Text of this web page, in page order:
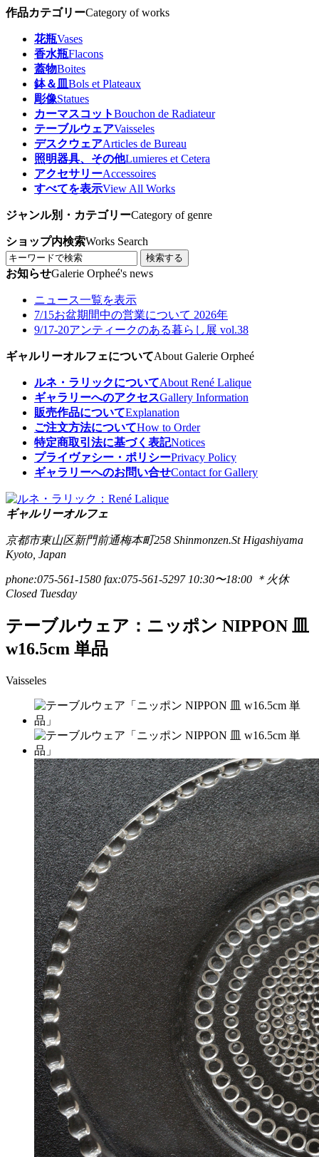
作品カテゴリーCategory of works
花瓶Vases
香水瓶Flacons
蓋物Boites
鉢＆皿 Bols et Plateaux
彫像Statues
カーマスコットBouchon de Radiateur
テーブルウェアVaisseles
デスクウェアArticles de Bureau
照明器具、その他Lumieres et Cetera
アクセサリーAccessoires
すべてを表示View All Works
ジャンル別・カテゴリーCategory of genre
ショップ内検索Works Search
検索する
お知らせGalerie Orpheé's news
ニュース一覧を表示
7/15お盆期間中の営業について 2026年
9/17-20アンティークのある暮らし展 vol.38
ギャルリーオルフェについてAbout Galerie Orpheé
ルネ・ラリックについてAbout René Lalique
ギャラリーへのアクセスGallery Information
販売作品についてExplanation
ご注文方法についてHow to Order
特定商取引法に基づく表記Notices
プライヴァシー・ポリシーPrivacy Policy
ギャラリーへのお問い合せContact for Gallery
ギャルリーオルフェ
京都市東山区新門前通梅本町258 Shinmonzen.St Higashiyama
Kyoto, Japan
phone:075-561-1580 fax:075-561-5297 10:30〜18:00 ＊火休
Closed Tuesday
テーブルウェア：ニッポン NIPPON 皿
w16.5cm 単品
Vaisseles